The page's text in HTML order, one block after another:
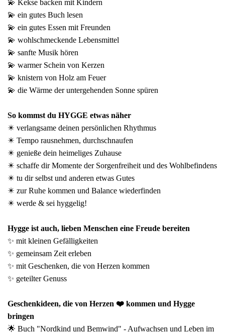
💫 Kekse backen mit Kindern
💫 ein gutes Buch lesen
💫 ein gutes Essen mit Freunden
💫 wohlschmeckende Lebensmittel
💫 sanfte Musik hören
💫 warmer Schein von Kerzen
💫 knistern von Holz am Feuer
💫 die Wärme der untergehenden Sonne spüren
So kommst du HYGGE etwas näher
✴️ verlangsame deinen persönlichen Rhythmus
✴️ Tempo rausnehmen, durchschnaufen
✴️ genieße dein heimeliges Zuhause
✴️ schaffe dir Momente der Sorgenfreiheit und des Wohlbefindens
✴️ tu dir selbst und anderen etwas Gutes
✴️ zur Ruhe kommen und Balance wiederfinden
✴️ werde & sei hyggelig!
Hygge ist auch, lieben Menschen eine Freude bereiten
✨ mit kleinen Gefälligkeiten
✨ gemeinsam Zeit erleben
✨ mit Geschenken, die von Herzen kommen
✨ geteilter Genuss
Geschenkideen, die von Herzen ❤️ kommen und Hygge
bringen
🌟 Buch "Nordkind und Bemwind" - Aufwachsen und Leben im